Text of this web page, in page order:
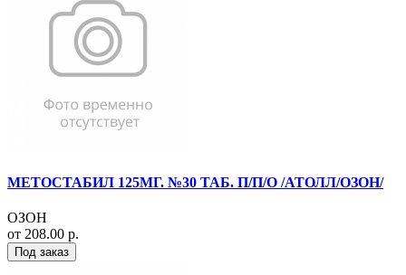
МЕТОСТАБИЛ 125МГ. №30 ТАБ. П/П/О /АТОЛЛ/ОЗОН/
ОЗОН
от 208.00 р.
Под заказ